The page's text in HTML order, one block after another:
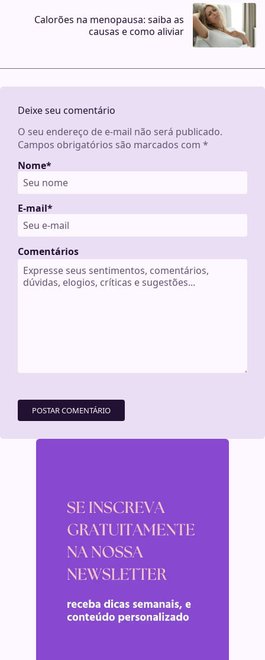
Calorões na menopausa: saiba as
causas e como aliviar
Deixe seu comentário
O seu endereço de e-mail não será publicado.
Campos obrigatórios são marcados com *
Comentários
Nome*
E-mail*